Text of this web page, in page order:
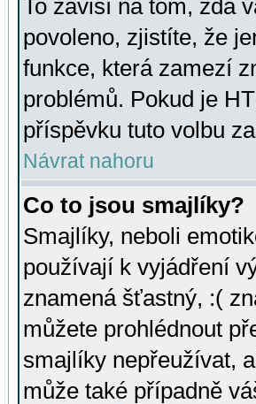
To závisí na tom, zda
povoleno, zjistíte, že
funkce, která zamezí
problémů. Pokud je
příspěvku tuto volbu
Návrat nahoru
Co to jsou smajlíky?
Smajlíky, neboli
používají k vyjádření
znamená šťastný, :(
můžete prohlédnout
smajlíky nepřeužívat,
může také případně